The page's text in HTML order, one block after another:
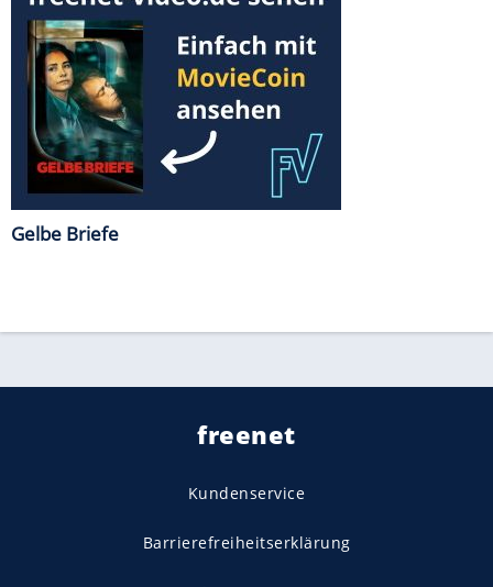
Gelbe Briefe
freenet
Kundenservice
Barrierefreiheitserklärung